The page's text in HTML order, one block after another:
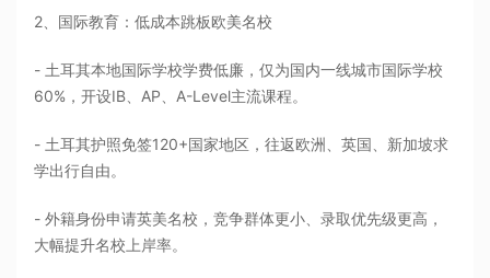
2、国际教育：低成本跳板欧美名校
- 土耳其本地国际学校学费低廉，仅为国内一线城市国际学校
60%，开设IB、AP、A-Level主流课程。
- 土耳其护照免签120+国家地区，往返欧洲、英国、新加坡求
学出行自由。
- 外籍身份申请英美名校，竞争群体更小、录取优先级更高，
大幅提升名校上岸率。